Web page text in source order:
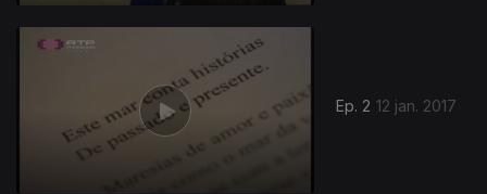
Ep. 2 12 jan. 2017
267313